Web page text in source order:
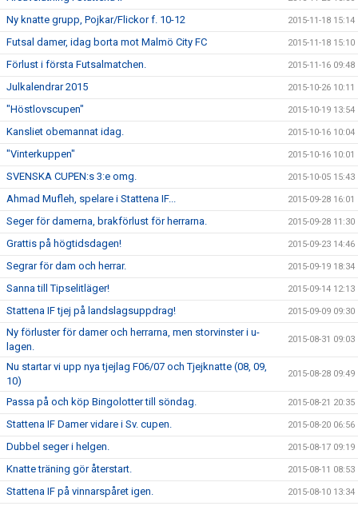
Ny knatte grupp, Pojkar/Flickor f. 10-12 2015-11-18 15:14
Futsal damer, idag borta mot Malmö City FC 2015-11-18 15:10
Förlust i första Futsalmatchen. 2015-11-16 09:48
Julkalendrar 2015 2015-10-26 10:11
"Höstlovscupen" 2015-10-19 13:54
Kansliet obemannat idag. 2015-10-16 10:04
"Vinterkuppen" 2015-10-16 10:01
SVENSKA CUPEN:s 3:e omg. 2015-10-05 15:43
Ahmad Mufleh, spelare i Stattena IF... 2015-09-28 16:01
Seger för damerna, brakförlust för herrarna. 2015-09-28 11:30
Grattis på högtidsdagen! 2015-09-23 14:46
Segrar för dam och herrar. 2015-09-19 18:34
Sanna till Tipselitläger! 2015-09-14 12:13
Stattena IF tjej på landslagsuppdrag! 2015-09-09 09:30
Ny förluster för damer och herrarna, men storvinster i u-
lagen.
2015-08-31 09:03
Nu startar vi upp nya tjejlag F06/07 och Tjejknatte (08, 09,
10)
2015-08-28 09:49
Passa på och köp Bingolotter till söndag. 2015-08-21 20:35
Stattena IF Damer vidare i Sv. cupen. 2015-08-20 06:56
Dubbel seger i helgen. 2015-08-17 09:19
Knatte träning gör återstart. 2015-08-11 08:53
Stattena IF på vinnarspåret igen. 2015-08-10 13:34